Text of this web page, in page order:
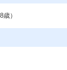
たITを活用した事務
セスを改善、改革し
）